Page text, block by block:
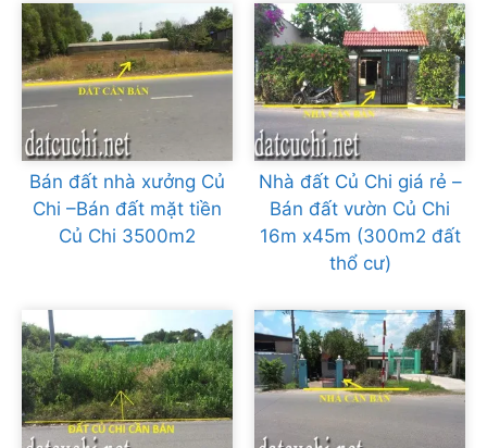
Bán đất nhà xưởng Củ
Chi –Bán đất mặt tiền
Củ Chi 3500m2
Nhà đất Củ Chi giá rẻ –
Bán đất vườn Củ Chi
16m x45m (300m2 đất
thổ cư)